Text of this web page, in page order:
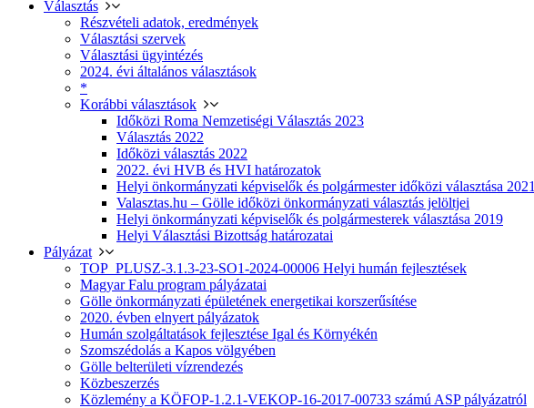
Választás
Részvételi adatok, eredmények
Választási szervek
Választási ügyintézés
2024. évi általános választások
*
Korábbi választások
Időközi Roma Nemzetiségi Választás 2023
Választás 2022
Időközi választás 2022
2022. évi HVB és HVI határozatok
Helyi önkormányzati képviselők és polgármester időközi választása 2021
Valasztas.hu – Gölle időközi önkormányzati választás jelöltjei
Helyi önkormányzati képviselők és polgármesterek választása 2019
Helyi Választási Bizottság határozatai
Pályázat
TOP_PLUSZ-3.1.3-23-SO1-2024-00006 Helyi humán fejlesztések
Magyar Falu program pályázatai
Gölle önkormányzati épületének energetikai korszerűsítése
2020. évben elnyert pályázatok
Humán szolgáltatások fejlesztése Igal és Környékén
Szomszédolás a Kapos völgyében
Gölle belterületi vízrendezés
Közbeszerzés
Közlemény a KÖFOP-1.2.1-VEKOP-16-2017-00733 számú ASP pályázatról